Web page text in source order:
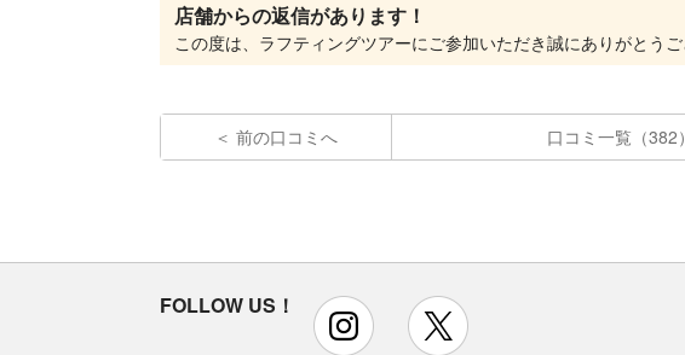
店舗からの返信があります！
前の口コミへ 口コミ一覧（382）
FOLLOW US！ instagram